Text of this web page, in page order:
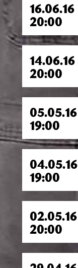
16.06.16
20:00
14.06.16
20:00
05.05.16
19:00
04.05.16
19:00
02.05.16
20:00